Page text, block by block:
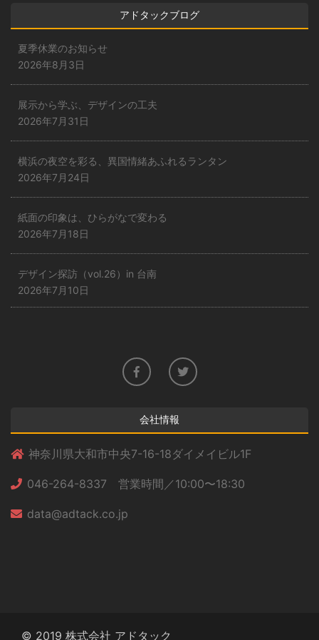
アドタックブログ
夏季休業のお知らせ
2026年8月3日
展示から学ぶ、デザインの工夫
2026年7月31日
横浜の夜空を彩る、異国情緒あふれるランタン
2026年7月24日
紙面の印象は、ひらがなで変わる
2026年7月18日
デザイン探訪（vol.26）in 台南
2026年7月10日
会社情報
神奈川県大和市中央7-16-18ダイメイビル1F
046-264-8337 営業時間／10:00〜18:30
data@adtack.co.jp
© 2019 株式会社 アドタック